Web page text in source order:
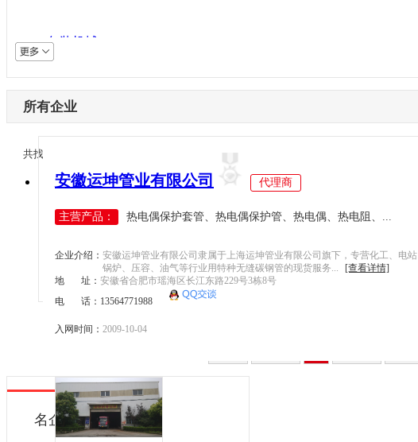
中低压变频器
工业以太网
激光设备
其他机械设备
机器视觉
伺服驱动器
直驱电机
电气连接
编码器
反馈系统
传感器
工控机
低压电器
工业交换机
山西
内蒙古
辽宁
吉林
江苏
安徽
广东
广西
海南
包装机械
采矿机械
电子制造
纺织机械
供水处理
机床工具
建材机械
起重机械
汽车制造
橡塑机械
风电光伏
医疗设备
印刷机械
物流仓储
所有企业
共找到
安徽运坤管业有限公司 代理商
主营产品： 热电偶保护套管、热电偶保护管、热电偶、热电阻、...
企业介绍： 安徽运坤管业有限公司隶属于上海运坤管业有限公司旗下，专营化工、电站
锅炉、压容、油气等行业用特种无缝碳钢管的现货服务...
[查看详情]
地 址： 安徽省合肥市瑶海区长江东路229号3栋8号
电 话：13564771988
入网时间： 2009-10-04
名企推荐